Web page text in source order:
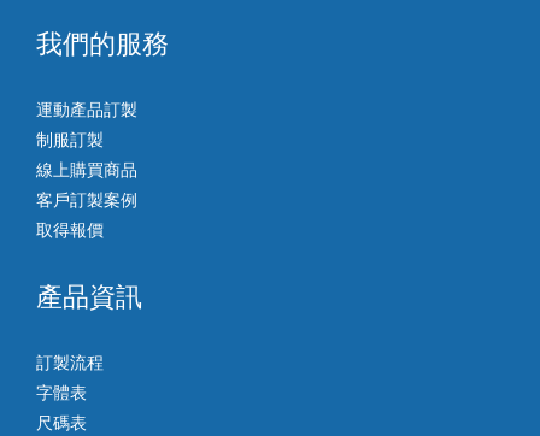
我們的服務
運動產品訂製
制服訂製
線上購買商品
客戶訂製案例
取得報價
產品資訊
訂製流程
字體表
尺碼表